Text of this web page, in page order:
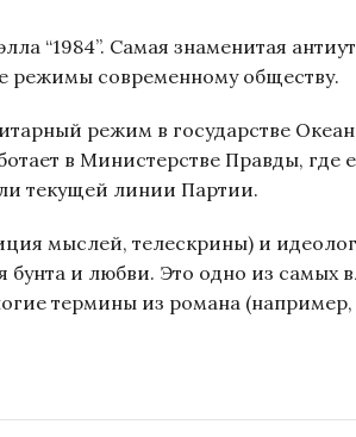
“1984”. Самая знаменитая
режимы современному обществу.
режим в государстве
в Министерстве Правды, где
текущей линии Партии.
мыслей, телескрины) и
и любви. Это одно из самых
термины из романа (например,